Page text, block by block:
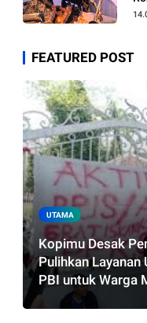
FEATURED POST
UTAMA
Kopimu Desak
Pulihkan Layanan
PBI untuk Warga